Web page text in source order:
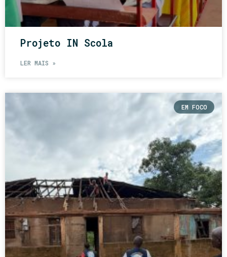
Projeto IN Scola
LER MAIS »
EM FOCO